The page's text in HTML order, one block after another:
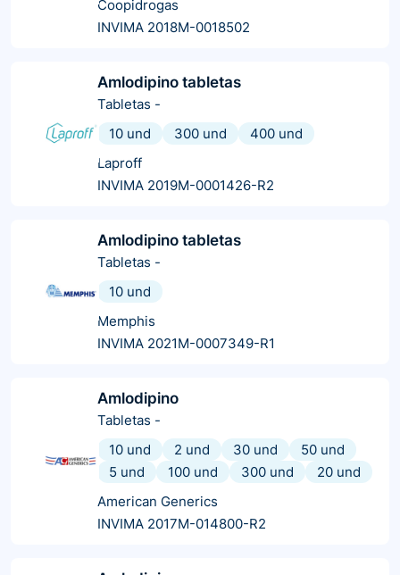
Coopidrogas
INVIMA 2018M-0018502
Amlodipino tabletas
Tabletas -
10 und
300 und
400 und
Laproff
INVIMA 2019M-0001426-R2
Amlodipino tabletas
Tabletas -
10 und
Memphis
INVIMA 2021M-0007349-R1
Amlodipino
Tabletas -
10 und
2 und 30 und
50 und
5 und
100 und 300 und
20 und
American Generics
INVIMA 2017M-014800-R2